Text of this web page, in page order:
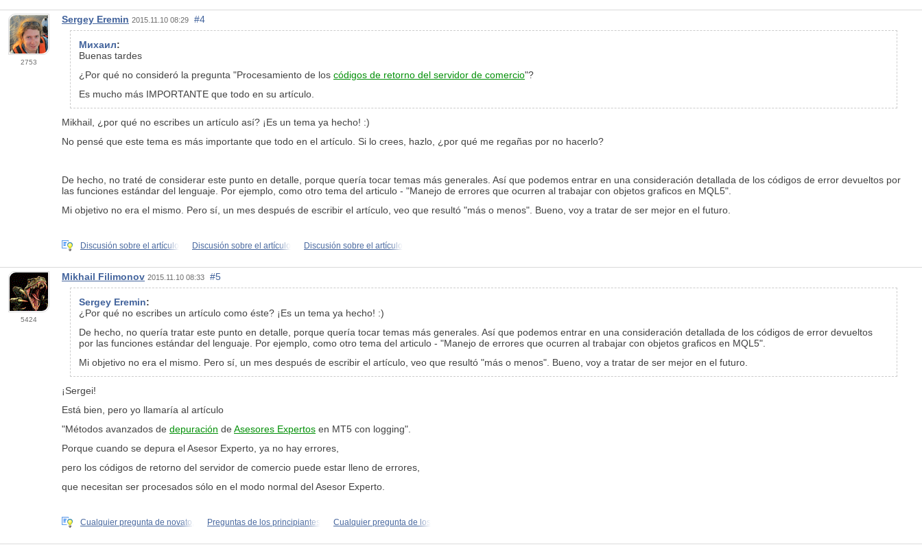
2753
Sergey Eremin 2015.11.10 08:29 #4
Михаил:
Buenas tardes
¿Por qué no consideró la pregunta "Procesamiento de los códigos de retorno del servidor de comercio"?
Es mucho más IMPORTANTE que todo en su artículo.
Mikhail, ¿por qué no escribes un artículo así? ¡Es un tema ya hecho! :)
No pensé que este tema es más importante que todo en el artículo. Si lo crees, hazlo, ¿por qué me regañas por no hacerlo?
De hecho, no traté de considerar este punto en detalle, porque quería tocar temas más generales. Así que podemos entrar en una consideración detallada de los códigos de error devueltos por
las funciones estándar del lenguaje. Por ejemplo, como otro tema del articulo - "Manejo de errores que ocurren al trabajar con objetos graficos en MQL5".
Mi objetivo no era el mismo. Pero sí, un mes después de escribir el artículo, veo que resultó "más o menos". Bueno, voy a tratar de ser mejor en el futuro.
Discusión sobre el artículo Discusión sobre el artículo Discusión sobre el artículo
5424
Mikhail Filimonov 2015.11.10 08:33 #5
Sergey Eremin:
¿Por qué no escribes un artículo como éste? ¡Es un tema ya hecho! :)
De hecho, no quería tratar este punto en detalle, porque quería tocar temas más generales. Así que podemos entrar en una consideración detallada de los códigos de error devueltos
por las funciones estándar del lenguaje. Por ejemplo, como otro tema del articulo - "Manejo de errores que ocurren al trabajar con objetos graficos en MQL5".
Mi objetivo no era el mismo. Pero sí, un mes después de escribir el artículo, veo que resultó "más o menos". Bueno, voy a tratar de ser mejor en el futuro.
¡Sergei!
Está bien, pero yo llamaría al artículo
"Métodos avanzados de depuración de Asesores Expertos en MT5 con logging".
Porque cuando se depura el Asesor Experto, ya no hay errores,
pero los códigos de retorno del servidor de comercio puede estar lleno de errores,
que necesitan ser procesados sólo en el modo normal del Asesor Experto.
Cualquier pregunta de novato, Preguntas de los principiantes Cualquier pregunta de los